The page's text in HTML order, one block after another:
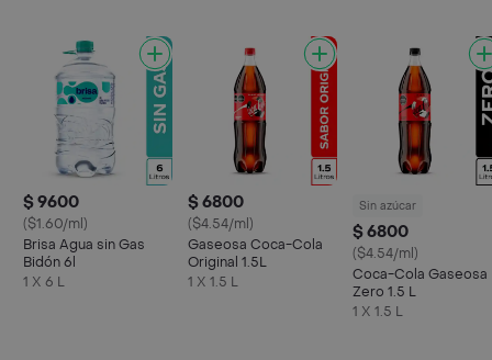
$ 9600
($1.60/ml)
Brisa Agua sin Gas
Bidón 6l
1 X 6 L
$ 6800
($4.54/ml)
Gaseosa Coca-Cola
Original 1.5L
1 X 1.5 L
Sin azúcar
$ 6800
($4.54/ml)
Coca-Cola Gaseosa
Zero 1.5 L
1 X 1.5 L